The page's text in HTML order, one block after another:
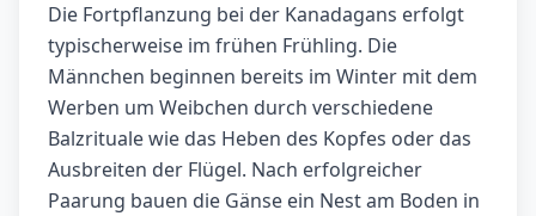
Die Fortpflanzung bei der Kanadagans erfolgt
typischerweise im frühen Frühling. Die
Männchen beginnen bereits im Winter mit dem
Werben um Weibchen durch verschiedene
Balzrituale wie das Heben des Kopfes oder das
Ausbreiten der Flügel. Nach erfolgreicher
Paarung bauen die Gänse ein Nest am Boden in